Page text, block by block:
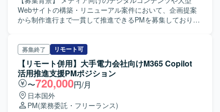
動化の観点から改善策を提案・実行できる方が望ましいで
す。 【ポジションの魅力】 バックオフィス領域の業務変革
一貫して携わることで、業務設計および自動化のスキルを
高めることができます。 【開発環境】 RPAツールやワーク
フロー基盤、SaaSとの連携基盤などを活用した業務自動化
環境を想定しております。
Webサイトの構築・リニューアル案件において、企画提案
から制作進行まで一貫して推進できるPMを募集しておりま
および制作進行を担当していただきます。番組担当者への
ヒアリングを行い、得られた内容をもとに社内外メンバー
への指示や進行管理、チーム内の予算管理を行っていただ
きます。また、クライアント、エンジニア、デザイナー、
ディレクターとの各種調整やディレクション業務を担って
いただき、即時抽選システムなどの新規施策の導入も指揮
していただきます。 【求める人物像】 デジタル領域におけ
募集終了 リモート可
【リモート併用】大手電力会社向けM365 Copilot
活用推進支援PMポジション
〜720,000円/月
日本国外
PM(業務委託・フリーランス)